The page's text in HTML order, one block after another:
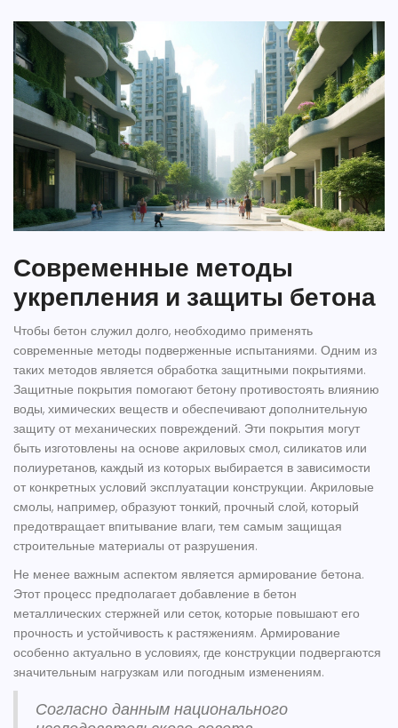
Современные методы
укрепления и защиты бетона
Чтобы бетон служил долго, необходимо применять
современные методы подверженные испытаниями. Одним из
таких методов является обработка защитными покрытиями.
Защитные покрытия помогают бетону противостоять влиянию
воды, химических веществ и обеспечивают дополнительную
защиту от механических повреждений. Эти покрытия могут
быть изготовлены на основе акриловых смол, силикатов или
полиуретанов, каждый из которых выбирается в зависимости
от конкретных условий эксплуатации конструкции. Акриловые
смолы, например, образуют тонкий, прочный слой, который
предотвращает впитывание влаги, тем самым защищая
строительные материалы от разрушения.
Не менее важным аспектом является армирование бетона.
Этот процесс предполагает добавление в бетон
металлических стержней или сеток, которые повышают его
прочность и устойчивость к растяжениям. Армирование
особенно актуально в условиях, где конструкции подвергаются
значительным нагрузкам или погодным изменениям.
Согласно данным национального